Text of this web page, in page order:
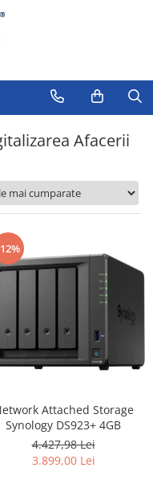
Afacerii
Attached Storage
Synology DS923+ 4GB
4.427,98 Lei
3.899,00 Lei